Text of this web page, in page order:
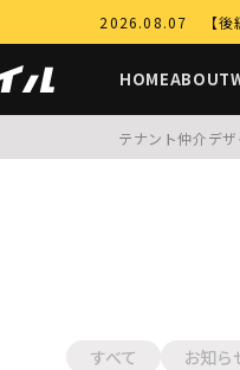
2026.08.07 【後編
HOMEABOUT
テナント仲介デ
すべて お知ら